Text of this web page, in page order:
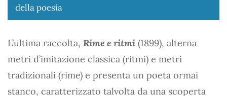
della poesia
L’ultima raccolta, Rime e ritmi (1899), alterna
metri d’imitazione classica (ritmi) e metri
tradizionali (rime) e presenta un poeta ormai
stanco, caratterizzato talvolta da una scoperta